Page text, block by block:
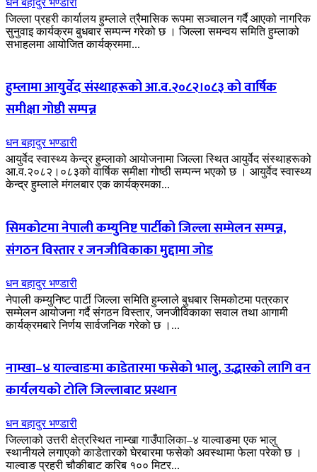
जिल्ला प्रहरी कार्यालय हुम्लाले त्रैमासिक रूपमा सञ्चालन गर्दै आएको नागरिक
सुनुवाइ कार्यक्रम बुधबार सम्पन्न गरेको छ । जिल्ला समन्वय समिति हुम्लाको
सभाहलमा आयोजित कार्यक्रममा...
हुम्लामा आयुर्वेद संस्थाहरूको आ.व.२०८२।०८३ को वार्षिक
समीक्षा गोष्ठी सम्पन्न
धन बहादुर भण्डारी
आयुर्वेद स्वास्थ्य केन्द्र हुम्लाको आयोजनामा जिल्ला स्थित आयुर्वेद संस्थाहरूको
आ.व.२०८२।०८३को वार्षिक समीक्षा गोष्ठी सम्पन्न भएको छ । आयुर्वेद स्वास्थ्य
केन्द्र हुम्लाले मंगलबार एक कार्यक्रमका...
सिमकोटमा नेपाली कम्युनिष्ट पार्टीको जिल्ला सम्मेलन सम्पन्न,
संगठन विस्तार र जनजीविकाका मुद्दामा जोड
धन बहादुर भण्डारी
नेपाली कम्युनिष्ट पार्टी जिल्ला समिति हुम्लाले बुधबार सिमकोटमा पत्रकार
सम्मेलन आयोजना गर्दै संगठन विस्तार, जनजीविकाका सवाल तथा आगामी
कार्यक्रमबारे निर्णय सार्वजनिक गरेको छ ।...
नाम्खा–४ याल्वाङमा काडेतारमा फसेको भालु, उद्धारको लागि वन
कार्यलयको टोलि जिल्लाबाट प्रस्थान
धन बहादुर भण्डारी
जिल्लाको उत्तरी क्षेत्रस्थित नाम्खा गाउँपालिका–४ याल्वाङमा एक भालु
स्थानीयले लगाएको काडेतारको घेरबारमा फसेको अवस्थामा फेला परेको छ ।
याल्वाङ प्रहरी चौकीबाट करिब १०० मिटर...